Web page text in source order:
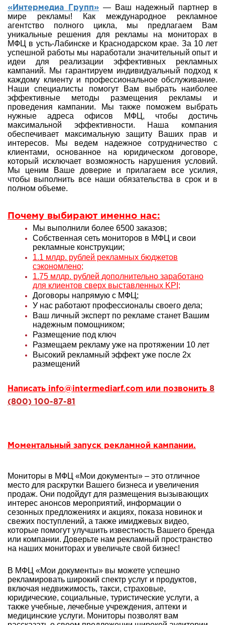
«Интермедиа Групп» — Ваш надежный партнер в
мире рекламы! Как международное рекламное
агентство полного цикла, мы предлагаем Вам
уникальные решения для рекламы на мониторах в
МФЦ в усть-Лабинске и Краснодарском крае. За 10 лет
успешной работы мы наработали значительный опыт и
идеи для реализации эффективных рекламных
кампаний. Мы гарантируем индивидуальный подход к
каждому клиенту и профессиональное обслуживание.
Наши специалисты помогут Вам выбрать наиболее
эффективные методы размещения рекламы и
проведения кампании. Мы также поможем выбрать
нужные адреса офисов МФЦ, чтобы достичь
максимальной эффективности. Наша компания
обеспечивает максимальную защиту Ваших прав и
интересов. Мы ведем надежное сотрудничество с
клиентами, основанное на юридическом договоре,
который исключает возможность нарушения условий.
Мы ценим Ваше доверие и прилагаем все усилия,
чтобы выполнить все наши обязательства в срок и в
полном объеме.
Почему выбирают именно нас:
Мы выполнили более 6500 заказов;
Собственная сеть мониторов в МФЦ и свои
рекламные конструкции;
1.1 млдр. рублей рекламных бюджетов
сэкономлено;
1.75 млдр. рублей дополнительно заработано
для клиентов сверх выставленных KPI;
Договоры напрямую с МФЦ;
У нас работают профессионалы своего дела;
Ваш личный эксперт по рекламе станет Вашим
надежным помощником;
Размещение под ключ
Размещаем рекламу уже на протяжении 10 лет
Высокий рекламный эффект уже после 2х
размещений
Написать info@intermediarf.com или позвонить 8
(800) 100-87-81
Моментальный запуск рекламной кампании.
Мониторы в МФЦ «Мои документы» – это отличное
место для раскрутки Вашего бизнеса и увеличения
продаж. Они подойдут для размещения вызывающих
интерес анонсов мероприятий, информации о
сезонных предложениях и акциях, показа новинок и
свежих поступлений, а также имиджевых видео,
которые помогут улучшить известность Вашего бренда
или компании. Доверьте нам рекламный пространство
на наших мониторах и увеличьте свой бизнес!
В МФЦ «Мои документы» вы можете успешно
рекламировать широкий спектр услуг и продуктов,
включая недвижимость, такси, страховые,
юридические, социальные, туристические услуги, а
также учебные, лечебные учреждения, аптеки и
медицинские услуги. Мониторы позволят вам